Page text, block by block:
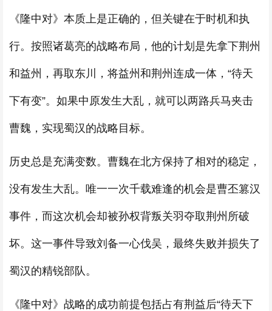
《隆中对》本质上是正确的，但关键在于时机和执
行。按照诸葛亮的战略布局，他的计划是先拿下荆州
和益州，再取东川，将益州和荆州连成一体，“待天
下有变”。如果中原发生大乱，就可以两路兵马夹击
曹魏，实现蜀汉的战略目标。
历史总是充满变数。曹魏在北方保持了相对的稳定，
没有发生大乱。唯一一次千载难逢的机会是曹丕篡汉
事件，而这次机会却被孙权背叛关羽夺取荆州所破
坏。这一事件导致刘备一心伐吴，最终失败并损失了
蜀汉的精锐部队。
《隆中对》战略的成功前提包括占有荆益后“待天下